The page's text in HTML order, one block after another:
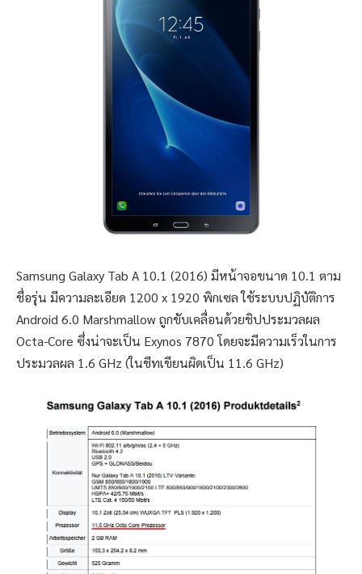
Samsung Galaxy Tab A 10.1 (2016) มีหน้าจอขนาด 10.1 ตาม
ชื่อรุ่น มีความละเอียด 1200 x 1920 พิกเซล ใช้ระบบปฏิบัติการ
Android 6.0 Marshmallow ถูกขับเคลื่อนด้วยชิปประมวลผล
Octa-Core ซึ่งน่าจะเป็น Exynos 7870 โดยจะมีความเร็วในการ
ประมวลผล 1.6 GHz (ในชีทเขียนผิดเป็น 11.6 GHz)